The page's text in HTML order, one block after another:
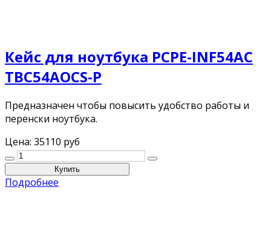
Кейс для ноутбука PCPE-INF54AC
TBC54AOCS-P
Предназначен чтобы повысить удобство работы и
перенски ноутбука.
Цена: 35110 руб
Подробнее